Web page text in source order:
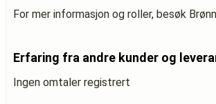
For mer informasjon og roller, besøk
Erfaring fra andre kunder og
Ingen omtaler registrert